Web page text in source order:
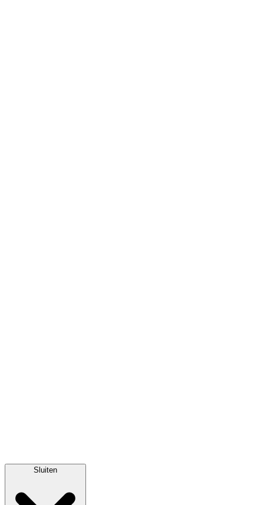
Sluiten